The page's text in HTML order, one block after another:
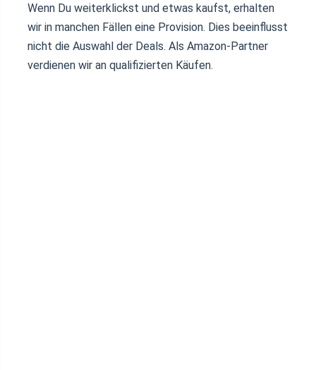
Wenn Du weiterklickst und etwas kaufst, erhalten
wir in manchen Fällen eine Provision. Dies beeinflusst
nicht die Auswahl der Deals. Als Amazon-Partner
verdienen wir an qualifizierten Käufen.